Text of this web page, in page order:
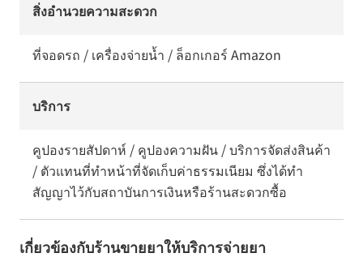
สิ่งอำนวยความสะดวก
ที่จอดรถ / เครื่องจ่ายน้ำ / ล็อกเกอร์ Amazon
บริการ
คูปองรายสัปดาห์ / คูปองความฝัน / บริการจัดส่งสินค้า
/ ตัวแทนที่ทำหน้าที่จัดเก็บค่าธรรมเนียม ซึ่งได้ทำ
สัญญาไว้กับสถาบันการเงินหรือร้านสะดวกซื้อ
เกี่ยวข้องกับร้านขายยาให้บริการจ่ายยา